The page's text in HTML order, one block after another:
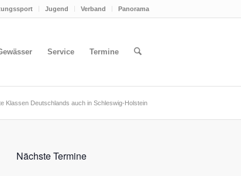
Jugend Verband Panorama
Service Termine
Klassen Deutschlands auch in Schleswig-Holstein
Nächste Termine